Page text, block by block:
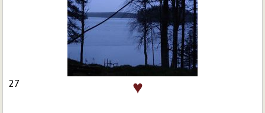
♥
27